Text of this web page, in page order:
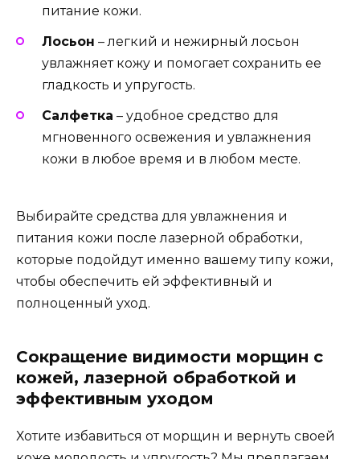
питание кожи.
Лосьон – легкий и нежирный лосьон
увлажняет кожу и помогает сохранить ее
гладкость и упругость.
Салфетка – удобное средство для
мгновенного освежения и увлажнения
кожи в любое время и в любом месте.
Выбирайте средства для увлажнения и
питания кожи после лазерной обработки,
которые подойдут именно вашему типу кожи,
чтобы обеспечить ей эффективный и
полноценный уход.
Сокращение видимости морщин с
кожей, лазерной обработкой и
эффективным уходом
Хотите избавиться от морщин и вернуть своей